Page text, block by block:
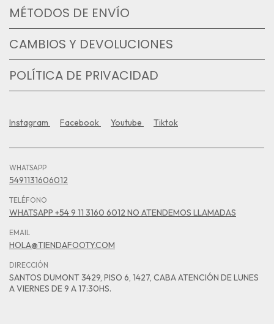
MÉTODOS DE ENVÍO
CAMBIOS Y DEVOLUCIONES
POLÍTICA DE PRIVACIDAD
Instagram Facebook Youtube Tiktok
WHATSAPP
5491131606012
TELÉFONO
WHATSAPP +54 9 11 3160 6012 NO ATENDEMOS LLAMADAS
EMAIL
HOLA@TIENDAFOOTY.COM
DIRECCIÓN
SANTOS DUMONT 3429, PISO 6, 1427, CABA ATENCIÓN DE LUNES
A VIERNES DE 9 A 17:30HS.